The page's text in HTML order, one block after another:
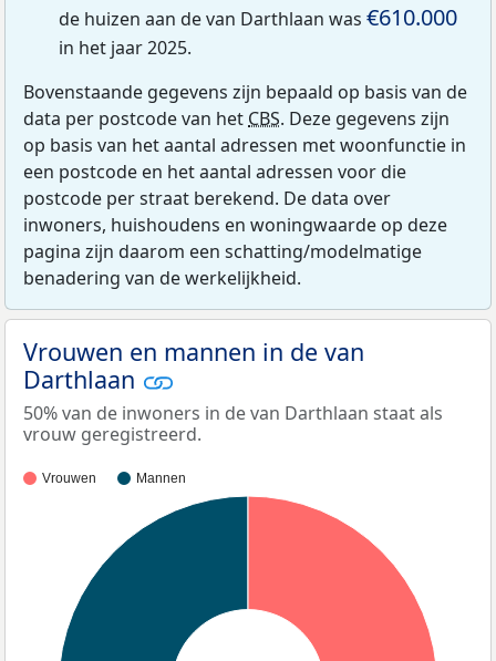
de huizen aan de van Darthlaan was €610.000
in het jaar 2025.
Bovenstaande gegevens zijn bepaald op basis van de
data per postcode van het CBS. Deze gegevens zijn
op basis van het aantal adressen met woonfunctie in
een postcode en het aantal adressen voor die
postcode per straat berekend. De data over
inwoners, huishoudens en woningwaarde op deze
pagina zijn daarom een schatting/modelmatige
benadering van de werkelijkheid.
Vrouwen en mannen in de van
Darthlaan
50% van de inwoners in de van Darthlaan staat als
vrouw geregistreerd.
Vrouwen Mannen